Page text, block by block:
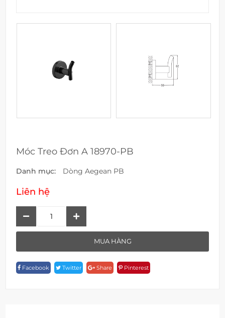
Móc Treo Đơn A 18970-PB
Danh mục: Dòng Aegean PB
Liên hệ
18970-
PB
MUA HÀNG
Facebook Twitter Share Pinterest